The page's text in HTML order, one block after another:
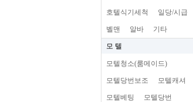
호텔식기세척 일당/시급
벨맨 알바 기타
모 텔
모텔청소(룸메이드)
모텔당번보조 모텔캐셔
모텔베팅 모텔당번